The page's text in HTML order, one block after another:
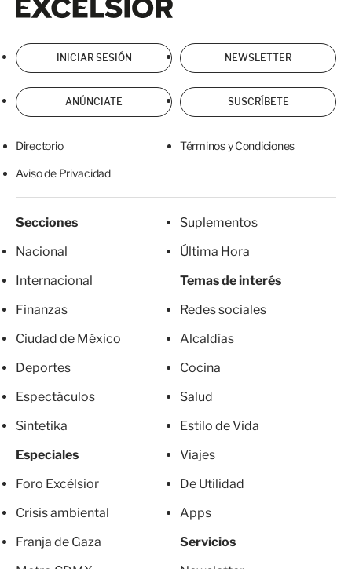
INICIAR SESIÓN NEWSLETTER
ANÚNCIATE SUSCRÍBETE
Directorio Términos y Condiciones
Aviso de Privacidad
Secciones
Nacional
Internacional
Finanzas
Ciudad de México
Deportes
Espectáculos
Sintetika
Especiales
Foro Excélsior
Crisis ambiental
Franja de Gaza
Suplementos
Última Hora
Temas de interés
Redes sociales
Alcaldías
Cocina
Salud
Estilo de Vida
Viajes
De Utilidad
Apps
Servicios